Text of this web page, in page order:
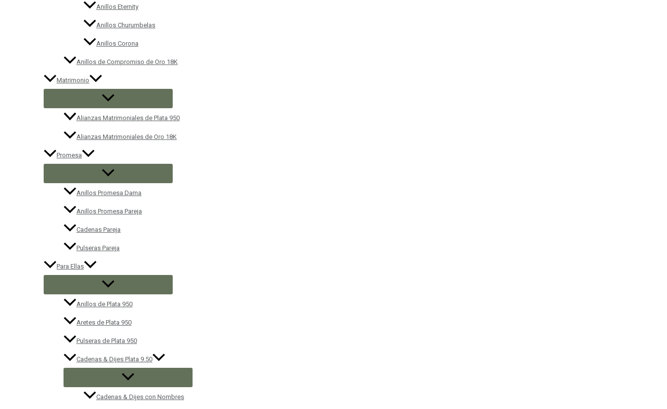
Anillos Eternity
Anillos Churumbelas
Anillos Corona
Anillos de Compromiso de Oro 18K
Matrimonio
Alianzas Matrimoniales de Plata 950
Alianzas Matrimoniales de Oro 18K
Promesa
Anillos Promesa Dama
Anillos Promesa Pareja
Cadenas Pareja
Pulseras Pareja
Para Ellas
Anillos de Plata 950
Aretes de Plata 950
Pulseras de Plata 950
Cadenas & Dijes Plata 9.50
Cadenas & Dijes con Nombres